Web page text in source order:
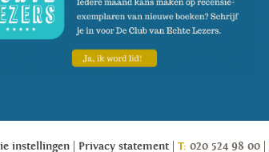
instellingen Privacy statement T: 020 524 98 00